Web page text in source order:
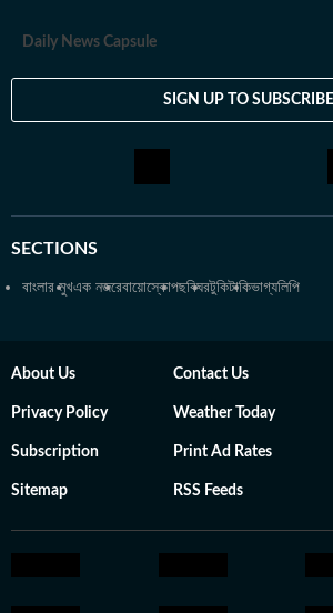
Daily News Capsule
SIGN UP TO SUBSCRIBE
SECTIONS
বাংলার মুখএক নজরেবায়োস্কোপছবিঘরটুকিটাকিভাগ্যলিপি
About Us Contact Us
Privacy Policy Weather Today
Subscription Print Ad Rates
Sitemap RSS Feeds